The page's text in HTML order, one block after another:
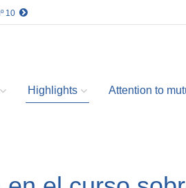
10
Highlights Attention to